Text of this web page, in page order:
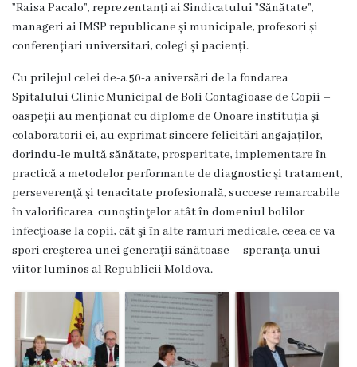
Secția
nr.
2
Secția
nr.
3
Secția
nr.
Secția
terapie
”Raisa Pacalo”, reprezentanți ai Sindicatului ”Sănătate”,
manageri ai IMSP republicane și municipale, profesori și
conferențiari universitari, colegi și pacienți.
Cu prilejul celei de-a 50-a aniversări de la fondarea
Spitalului Clinic Municipal de Boli Contagioase de Copii –
oaspeții au menționat cu diplome de Onoare instituția și
colaboratorii ei, au exprimat sincere felicitări angajaților,
dorindu-le multă sănătate, prosperitate, implementare în
practică a metodelor performante de diagnostic şi tratament,
perseverenţă şi tenacitate profesională, succese remarcabile
în valorificarea cunoştinţelor atât în domeniul bolilor
infecţioase la copii, cât şi în alte ramuri medicale, ceea ce va
spori creşterea unei generaţii sănătoase – speranţa unui
viitor luminos al Republicii Moldova.